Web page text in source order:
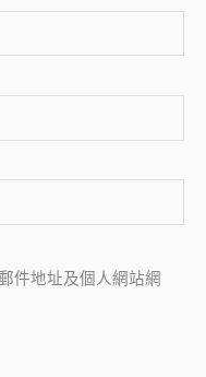
件地址及個人網站網